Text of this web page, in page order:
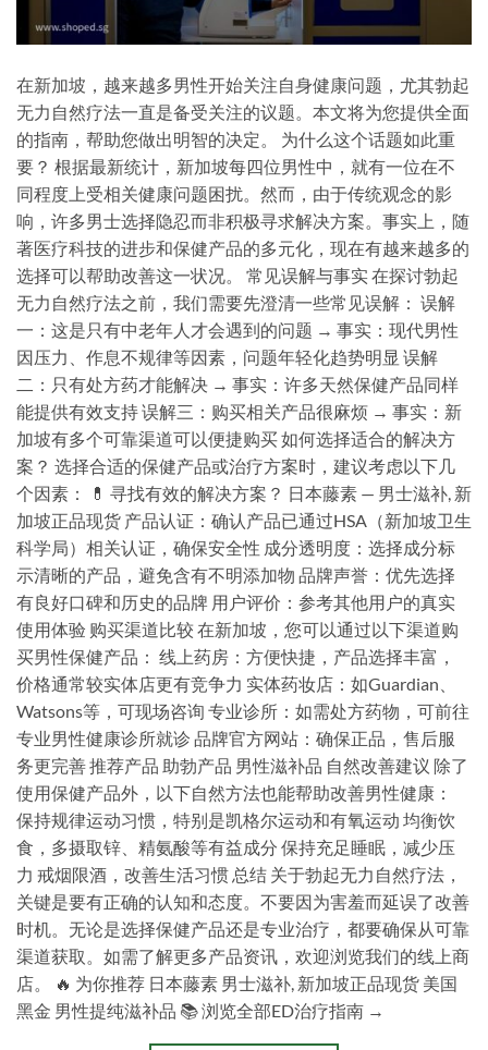
在新加坡，越来越多男性开始关注自身健康问题，尤其勃起
无力自然疗法一直是备受关注的议题。本文将为您提供全面
的指南，帮助您做出明智的决定。 为什么这个话题如此重
要？ 根据最新统计，新加坡每四位男性中，就有一位在不
同程度上受相关健康问题困扰。然而，由于传统观念的影
响，许多男士选择隐忍而非积极寻求解决方案。事实上，随
著医疗科技的进步和保健产品的多元化，现在有越来越多的
选择可以帮助改善这一状况。 常见误解与事实 在探讨勃起
无力自然疗法之前，我们需要先澄清一些常见误解： 误解
一：这是只有中老年人才会遇到的问题 → 事实：现代男性
因压力、作息不规律等因素，问题年轻化趋势明显 误解
二：只有处方药才能解决 → 事实：许多天然保健产品同样
能提供有效支持 误解三：购买相关产品很麻烦 → 事实：新
加坡有多个可靠渠道可以便捷购买 如何选择适合的解决方
案？ 选择合适的保健产品或治疗方案时，建议考虑以下几
个因素： 💊 寻找有效的解决方案？ 日本藤素 — 男士滋补, 新
加坡正品现货 产品认证：确认产品已通过HSA（新加坡卫生
科学局）相关认证，确保安全性 成分透明度：选择成分标
示清晰的产品，避免含有不明添加物 品牌声誉：优先选择
有良好口碑和历史的品牌 用户评价：参考其他用户的真实
使用体验 购买渠道比较 在新加坡，您可以通过以下渠道购
买男性保健产品： 线上药房：方便快捷，产品选择丰富，
价格通常较实体店更有竞争力 实体药妆店：如Guardian、
Watsons等，可现场咨询 专业诊所：如需处方药物，可前往
专业男性健康诊所就诊 品牌官方网站：确保正品，售后服
务更完善 推荐产品 助勃产品 男性滋补品 自然改善建议 除了
使用保健产品外，以下自然方法也能帮助改善男性健康：
保持规律运动习惯，特别是凯格尔运动和有氧运动 均衡饮
食，多摄取锌、精氨酸等有益成分 保持充足睡眠，减少压
力 戒烟限酒，改善生活习惯 总结 关于勃起无力自然疗法，
关键是要有正确的认知和态度。不要因为害羞而延误了改善
时机。无论是选择保健产品还是专业治疗，都要确保从可靠
渠道获取。如需了解更多产品资讯，欢迎浏览我们的线上商
店。 🔥 为你推荐 日本藤素 男士滋补, 新加坡正品现货 美国
黑金 男性提纯滋补品 📚 浏览全部ED治疗指南 →